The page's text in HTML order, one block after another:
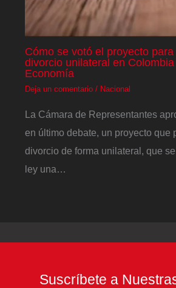
Cómo se votó el proyecto
divorcio unilateral en
Economía
Deja un comentario / Nacional
La Cámara de Representantes
en último debate, un proyecto que
divorcio de forma unilateral, que
ley una…
Suscríbete a